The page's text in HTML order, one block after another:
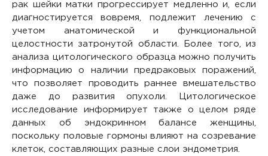
рак шейки матки прогрессирует медленно и, если
диагностируется вовремя, подлежит лечению с
учетом анатомической и функциональной
целостности затронутой области. Более того, из
анализа цитологического образца можно получить
информацию о наличии предраковых поражений,
что позволяет проводить раннее вмешательство
даже до развития опухоли. Цитологическое
исследование информирует также о целом ряде
данных об эндокринном балансе женщины,
поскольку половые гормоны влияют на созревание
клеток, составляющих разные слои эндометрия.